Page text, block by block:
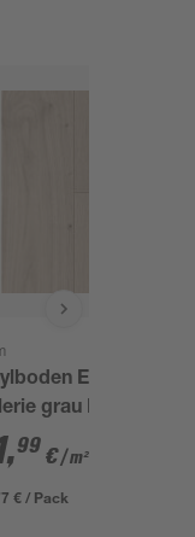
Eiche
grau PVC frei
mm
,99 €/ m²
€ / Pack